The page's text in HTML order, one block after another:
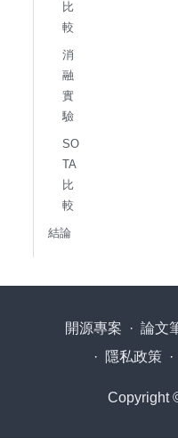
比
較
消
融
實
驗
SO
TA
比
較
結論
開源專案 · 論文
·
隱私政策 ·
Copyright